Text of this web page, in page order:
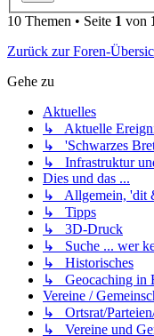
10 Themen • Seite 1 von
Zurück zur Foren-
Gehe zu
Aktuelles
↳ Aktuelle
↳ 'Schwarzes
↳ Infrastruktur
Dies und das ...
↳ Allgemein, 'dit
↳ Tipps
↳ 3D-Druck
↳ Suche ... wer
↳ Historisches
↳ Geocaching in
Vereine /
↳ Ortsrat/
↳ Vereine und